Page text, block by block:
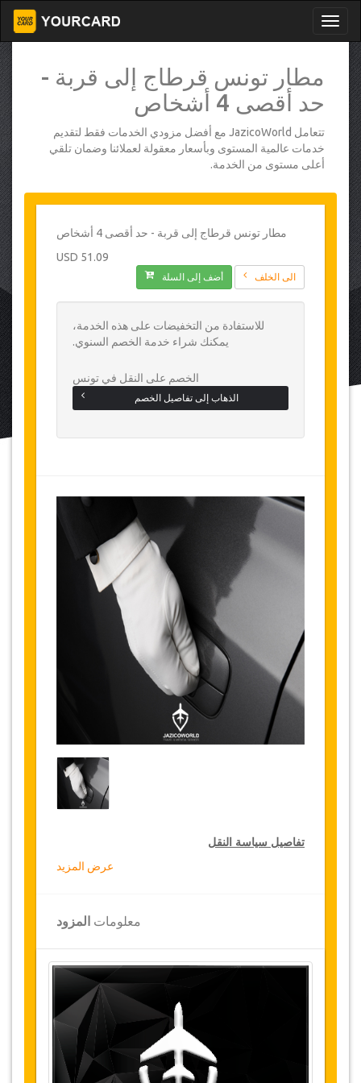
مطار تونس قرطاج إلى قربة -
حد أقصى 4 أشخاص
تتعامل JazicoWorld مع أفضل مزودي الخدمات فقط لتقديم
خدمات عالمية المستوى وبأسعار معقولة لعملائنا وضمان تلقي
أعلى مستوى من الخدمة.
مطار تونس قرطاج إلى قربة - حد أقصى 4 أشخاص
51.09 USD
الى الخلف أضف إلى السلة
للاستفادة من التخفيضات على هذه الخدمة،
يمكنك شراء خدمة الخصم السنوي.
الخصم على النقل في تونس
الذهاب إلى تفاصيل الخصم
تفاصيل سياسة النقل
على النقل في جميع أنحاء تونس ولمدة 12 شهرا،
للحصول على الخصم الخاص بك على النقل، انقر على
زر "الذهاب إلى تفاصيل الخصم" الموجود أعلاه.
التغييرات على الحجوزات قد تكون ممكنة إذا تم
الإشعار في الوقت المناسب. يرجى الاتصال بنا
للحصول على مزيد من المعلومات.
عرض المزيد
معلومات المزود